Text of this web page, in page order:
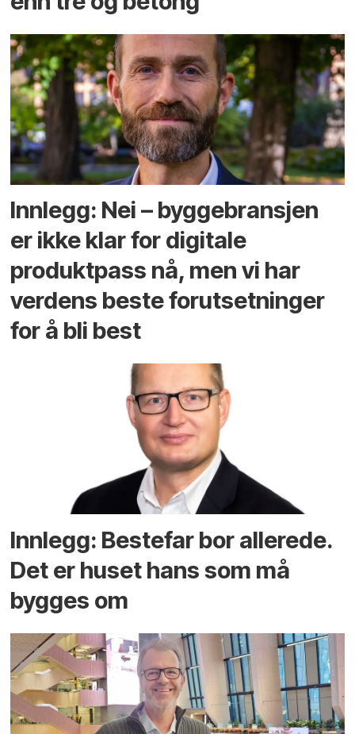
Innlegg: Nei – byggebransjen
er ikke klar for digitale
produktpass nå, men vi har
verdens beste forutsetninger
for å bli best
Innlegg: Bestefar bor allerede.
Det er huset hans som må
bygges om